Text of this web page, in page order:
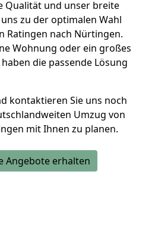
Qualität und unser breite
zu der optimalen Wahl
Ratingen nach Nürtingen.
Wohnung oder ein großes
die passende Lösung
kontaktieren Sie uns noch
Umzug von
mit Ihnen zu planen.
Angebote erhalten